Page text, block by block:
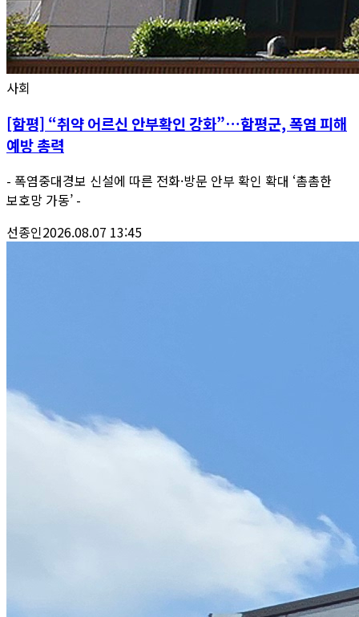
사회
[함평] “취약 어르신 안부확인 강화”…함평군, 폭염 피해
예방 총력
- 폭염중대경보 신설에 따른 전화·방문 안부 확인 확대 ‘촘촘한
보호망 가동’ -
선종인2026.08.07 13:45